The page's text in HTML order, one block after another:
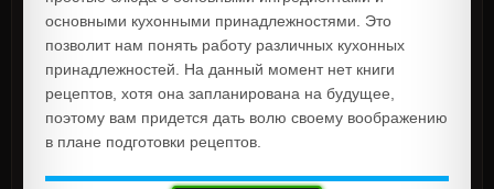
основными кухонными принадлежностями. Это
позволит нам понять работу различных кухонных
принадлежностей. На данный момент нет книги
рецептов, хотя она запланирована на будущее,
поэтому вам придется дать волю своему воображению
в плане подготовки рецептов.